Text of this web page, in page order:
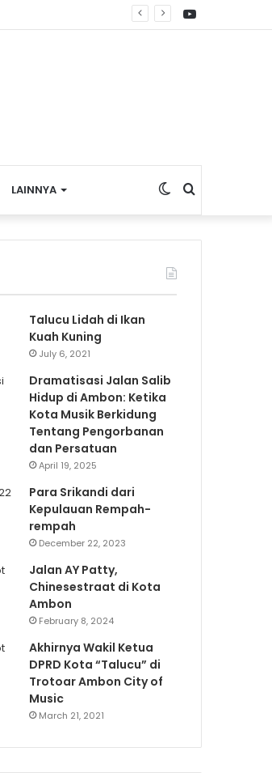
LAINNYA Search
for
Switch
skin
Talucu Lidah di Ikan
Kuah Kuning
July 6, 2021
Dramatisasi Jalan Salib
Hidup di Ambon: Ketika
Kota Musik Berkidung
Tentang Pengorbanan
dan Persatuan
April 19, 2025
Para Srikandi dari
Kepulauan Rempah-
rempah
December 22, 2023
Jalan AY Patty,
Chinesestraat di Kota
Ambon
February 8, 2024
Akhirnya Wakil Ketua
DPRD Kota “Talucu” di
Trotoar Ambon City of
Music
March 21, 2021